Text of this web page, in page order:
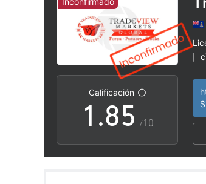
Calificación
0
1
2
.
5
6
7
8
9
2
3
4
5
6
/10